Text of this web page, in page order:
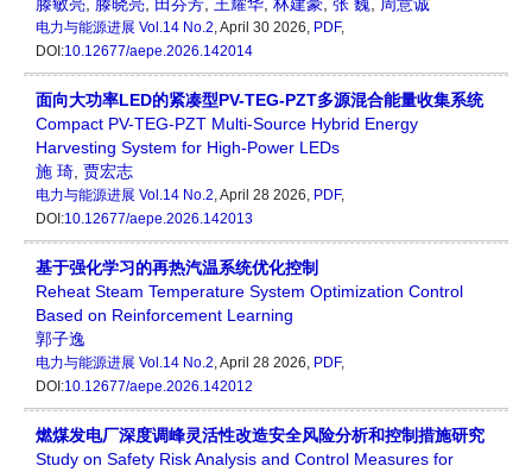
滕敏亮, 滕晓亮, 田芬芳, 王耀华, 林建豪, 张 巍, 周意诚
电力与能源进展 Vol.14 No.2, April 30 2026, PDF,
DOI:10.12677/aepe.2026.142014
面向大功率LED的紧凑型PV-TEG-PZT多源混合能量收集系统
Compact PV-TEG-PZT Multi-Source Hybrid Energy
Harvesting System for High-Power LEDs
施 琦, 贾宏志
电力与能源进展 Vol.14 No.2, April 28 2026, PDF,
DOI:10.12677/aepe.2026.142013
基于强化学习的再热汽温系统优化控制
Reheat Steam Temperature System Optimization Control
Based on Reinforcement Learning
郭子逸
电力与能源进展 Vol.14 No.2, April 28 2026, PDF,
DOI:10.12677/aepe.2026.142012
燃煤发电厂深度调峰灵活性改造安全风险分析和控制措施研究
Study on Safety Risk Analysis and Control Measures for